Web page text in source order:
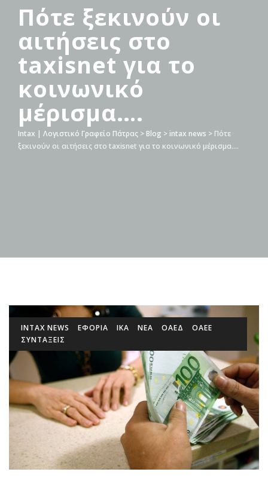
Πότε ξεκινούν οι
αιτήσεις στο
taxisnet για το
κοινωνικό
μέρισμα….
Intax | Λογιστικό Γραφείο Πάτρας > Blog > intax news > Πότε
ξεκινούν οι αιτήσεις στο taxisnet για το κοινωνικό μέρισμα….
INTAX NEWS ΕΦΟΡΙΑ ΙΚΑ ΝΕΑ ΟΑΕΔ
ΟΑΕΕ
ΣΥΝΤΑΞΕΙΣ